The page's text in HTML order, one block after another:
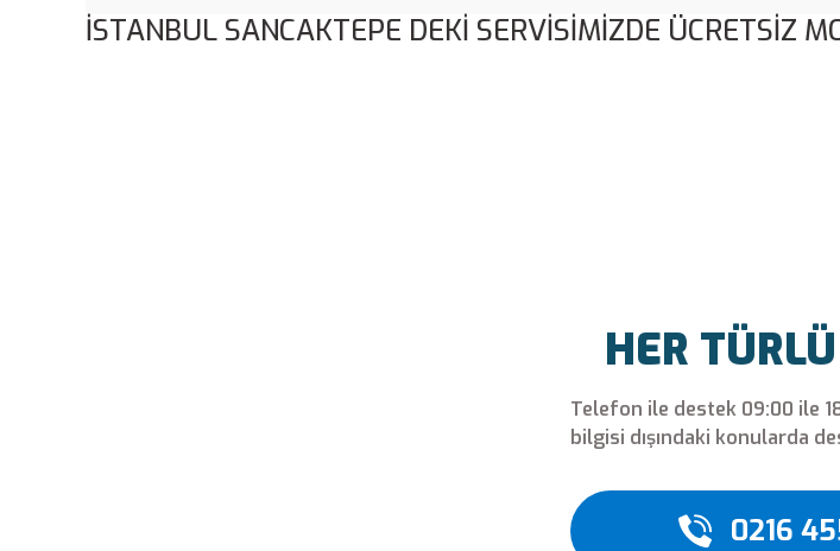
İSTANBUL SANCAKTEPE DEKİ SERVİSİMİZDE ÜCRETSİZ
HER
Telefon ile destek 09:00 ile
bilgisi dışındaki konularda
0216